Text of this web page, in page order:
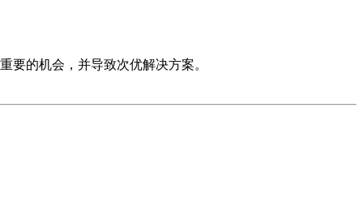
要的机会，并导致次优解决方案。